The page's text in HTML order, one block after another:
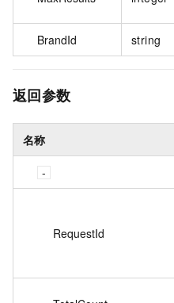
BrandId string
返回参数
名称
RequestId